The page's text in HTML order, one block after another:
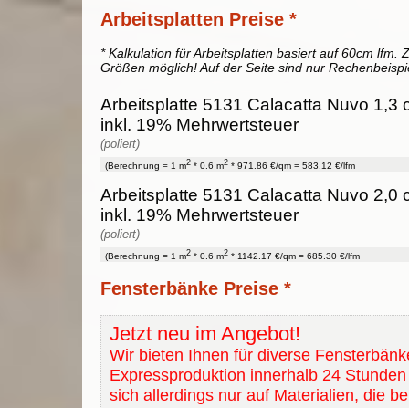
Arbeitsplatten Preise *
* Kalkulation für Arbeitsplatten basiert auf 60cm lfm.
Größen möglich! Auf der Seite sind nur
Arbeitsplatte 5131 Calacatta Nuvo 1,3
inkl. 19% Mehrwertsteuer
(poliert)
(Berechnung = 1 m2 * 0.6 m2 * 971.86 €/qm = 583.12 €/lfm
Arbeitsplatte 5131 Calacatta Nuvo 2,0
inkl. 19% Mehrwertsteuer
(poliert)
(Berechnung = 1 m2 * 0.6 m2 * 1142.17 €/qm = 685.30 €/lfm
Fensterbänke Preise *
Jetzt neu im Angebot!
Wir bieten Ihnen für diverse
Expressproduktion innerhalb 24
sich allerdings nur auf Materialien, die